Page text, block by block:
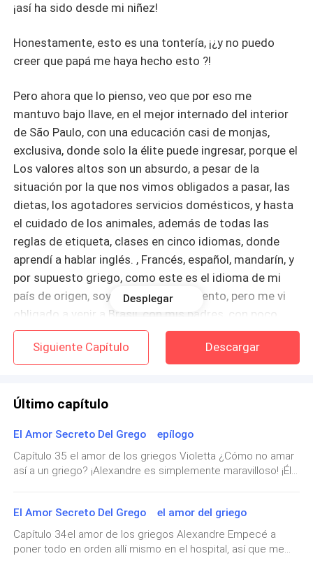
¡así ha sido desde mi niñez!
Honestamente, esto es una tontería, ¡¿y no puedo
creer que papá me haya hecho esto ?!
Pero ahora que lo pienso, veo que por eso me
mantuvo bajo llave, en el mejor internado del interior
de São Paulo, con una educación casi de monjas,
exclusiva, donde solo la élite puede ingresar, porque el
Los valores altos son un absurdo, a pesar de la
situación por la que nos vimos obligados a pasar, las
dietas, los agotadores servicios domésticos, y hasta
el cuidado de los animales, además de todas las
reglas de etiqueta, clases en cinco idiomas, donde
aprendí a hablar inglés. , Francés, español, mandarín, y
por supuesto griego, como este es el idioma de mi
país de origen, soy griego de nacimiento, pero me vi
obligado a venir a Brasil, con mis padres, con poco
más de un mes de nacimiento. .
Según papá, es una historia que me va a contar algún
mis hombros.
¡Pero eso no sucederá!
No me casaré con una griega que me prometieron, ni
seguiré adelante con este plan, contrato o convenio
que papá tiene con la familia Lutof.
Desplegar
Siguiente Capítulo Descargar
Último capítulo
El Amor Secreto Del Grego epílogo
Capítulo 35 el amor de los griegos Violetta ¿Cómo no amar
así a un griego? ¡Alexandre es simplemente maravilloso! ¡Él
que lo que sentí por él fue amor desde el principio? Hubiera
evitado tantas cosas, pero fui tan inmadura, ingenua,
imprudente, egoísta y realmente no entiendo cómo se las
arregló para amarme con todo mi comportamiento. Pero
El Amor Secreto Del Grego el amor del griego
Capítulo 34el amor de los griegos Alexandre Empecé a
poner todo en orden allí mismo en el hospital, así que me